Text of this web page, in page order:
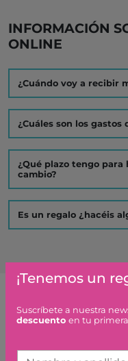
INFORMACIÓN
ONLINE
¿Cuándo voy a recibir
¿Cuáles son los gastos
¿Qué plazo tengo
cambio?
Es un regalo ¿hacéis
Artículos
¡Tenemos un
Suscríbete a nuestra
descuento en tu